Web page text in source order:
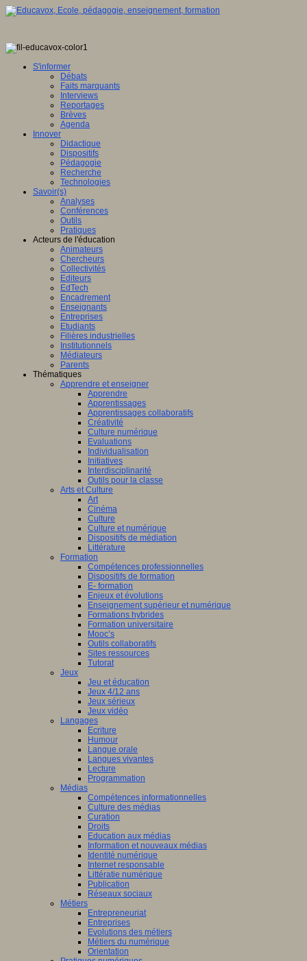
S'informer
Débats
Faits marquants
Interviews
Reportages
Brèves
Agenda
Innover
Didactique
Dispositifs
Pédagogie
Recherche
Technologies
Savoir(s)
Analyses
Conférences
Outils
Pratiques
Acteurs de l'éducation
Animateurs
Chercheurs
Collectivités
Editeurs
EdTech
Encadrement
Enseignants
Entreprises
Etudiants
Filières industrielles
Institutionnels
Médiateurs
Parents
Thématiques
Apprendre et enseigner
Apprendre
Apprentissages
Apprentissages collaboratifs
Créativité
Culture numérique
Evaluations
Individualisation
Initiatives
Interdisciplinarité
Outils pour la classe
Arts et Culture
Art
Cinéma
Culture
Culture et numérique
Dispositifs de médiation
Littérature
Formation
Compétences professionnelles
Dispositifs de formation
E- formation
Enjeux et évolutions
Enseignement supérieur et numérique
Formations hybrides
Formation universitaire
Mooc’s
Outils collaboratifs
Sites ressources
Tutorat
Jeux
Jeu et éducation
Jeux 4/12 ans
Jeux sérieux
Jeux vidéo
Langages
Ecriture
Humour
Langue orale
Langues vivantes
Lecture
Programmation
Médias
Compétences informationnelles
Culture des médias
Curation
Droits
Education aux médias
Information et nouveaux médias
Identité numérique
Internet responsable
Littératie numérique
Publication
Réseaux sociaux
Métiers
Entrepreneuriat
Entreprises
Evolutions des métiers
Métiers du numérique
Orientation